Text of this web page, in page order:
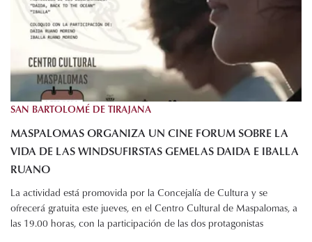
SAN BARTOLOMÉ DE TIRAJANA
MASPALOMAS ORGANIZA UN CINE FORUM SOBRE LA
VIDA DE LAS WINDSUFIRSTAS GEMELAS DAIDA E IBALLA
RUANO
La actividad está promovida por la Concejalía de Cultura y se
ofrecerá gratuita este jueves, en el Centro Cultural de Maspalomas, a
las 19.00 horas, con la participación de las dos protagonistas